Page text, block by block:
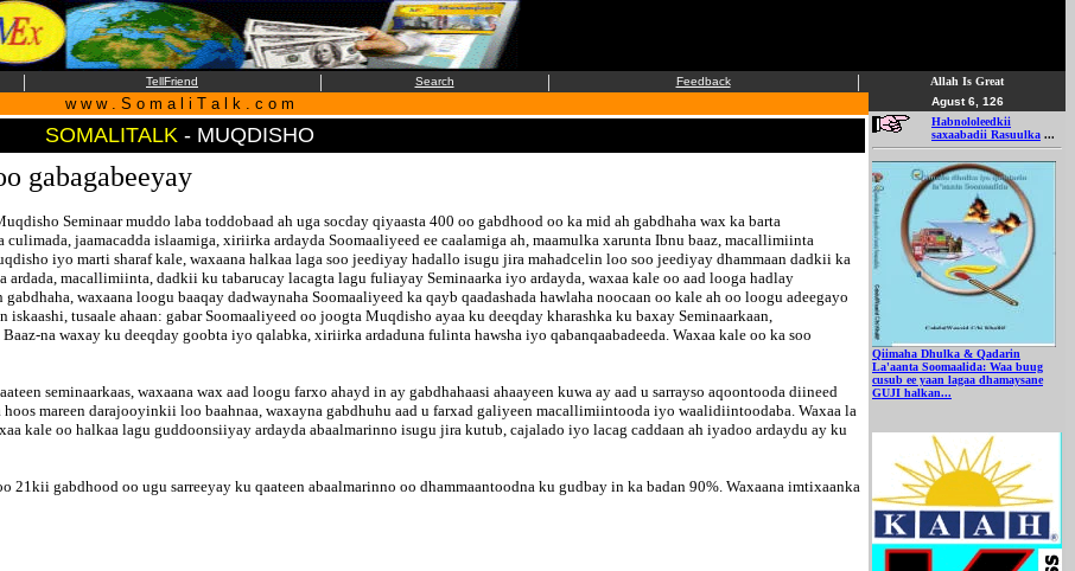
| TellFriend | Search | Feedback |
w w w . S o m a l i T a l k . c o m
SOMALITALK- MUQDISHO
gabagabeeyay
Seminaar muddo laba toddobaad ah uga socday qiyaasta 400 oo gabdhood oo ka mid ah gabdhaha wax ka barta
jaamacadda islaamiga, xiriirka ardayda Soomaaliyeed ee caalamiga ah, maamulka xarunta Ibnu baaz, macallimiinta
iyo marti sharaf kale, waxaana halkaa laga soo jeediyay hadallo isugu jira mahadcelin loo soo jeediyay dhammaan dadkii ka
macallimiinta, dadkii ku tabarucay lacagta lagu fuliayay Seminaarka iyo ardayda, waxaa kale oo aad looga hadlay
waxaana loogu baaqay dadwaynaha Soomaaliyeed ka qayb qaadashada hawlaha noocaan oo kale ah oo loogu adeegayo
tusaale ahaan: gabar Soomaaliyeed oo joogta Muqdisho ayaa ku deeqday kharashka ku baxay Seminaarkaan,
na waxay ku deeqday goobta iyo qalabka, xiriirka ardaduna fulinta hawsha iyo qabanqaabadeeda. Waxaa kale oo ka soo
seminaarkaas, waxaana wax aad loogu farxo ahayd in ay gabdhahaasi ahaayeen kuwa ay aad u sarrayso aqoontooda diineed
mareen darajooyinkii loo baahnaa, waxayna gabdhuhu aad u farxad galiyeen macallimiintooda iyo waalidiintoodaba. Waxaa la
kale oo halkaa lagu guddoonsiiyay ardayda abaalmarinno isugu jira kutub, cajalado iyo lacag caddaan ah iyadoo ardaydu ay ku
oo ugu sarreeyay ku qaateen abaalmarinno oo dhammaantoodna ku gudbay in ka badan 90%. Waxaana imtixaanka
Allah Is Great
Agust 6, 126
Habnololeedkii
saxaabadii Rasuulka ...
Qiimaha Dhulka & Qadarin
La'aanta Soomaalida: Waa buug
cusub ee yaan lagaa dhamaysane
GUJI halkan...